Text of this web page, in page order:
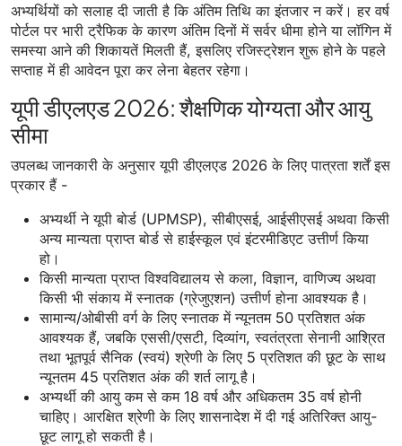
अभ्यर्थियों को सलाह दी जाती है कि अंतिम तिथि का इंतजार न करें। हर वर्ष
पोर्टल पर भारी ट्रैफिक के कारण अंतिम दिनों में सर्वर धीमा होने या लॉगिन में
समस्या आने की शिकायतें मिलती हैं, इसलिए रजिस्ट्रेशन शुरू होने के पहले
सप्ताह में ही आवेदन पूरा कर लेना बेहतर रहेगा।
यूपी डीएलएड 2026: शैक्षणिक योग्यता और आयु
सीमा
उपलब्ध जानकारी के अनुसार यूपी डीएलएड 2026 के लिए पात्रता शर्तें इस
प्रकार हैं -
अभ्यर्थी ने यूपी बोर्ड (UPMSP), सीबीएसई, आईसीएसई अथवा किसी
अन्य मान्यता प्राप्त बोर्ड से हाईस्कूल एवं इंटरमीडिएट उत्तीर्ण किया
हो।
किसी मान्यता प्राप्त विश्वविद्यालय से कला, विज्ञान, वाणिज्य अथवा
किसी भी संकाय में स्नातक (ग्रेजुएशन) उत्तीर्ण होना आवश्यक है।
सामान्य/ओबीसी वर्ग के लिए स्नातक में न्यूनतम 50 प्रतिशत अंक
आवश्यक हैं, जबकि एससी/एसटी, दिव्यांग, स्वतंत्रता सेनानी आश्रित
तथा भूतपूर्व सैनिक (स्वयं) श्रेणी के लिए 5 प्रतिशत की छूट के साथ
न्यूनतम 45 प्रतिशत अंक की शर्त लागू है।
अभ्यर्थी की आयु कम से कम 18 वर्ष और अधिकतम 35 वर्ष होनी
चाहिए। आरक्षित श्रेणी के लिए शासनादेश में दी गई अतिरिक्त आयु-
छूट लागू हो सकती है।